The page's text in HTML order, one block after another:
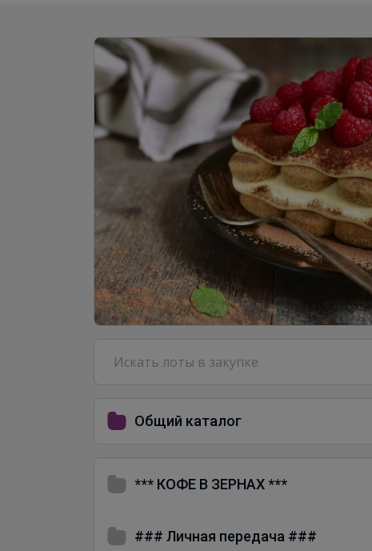
Общий каталог
*** КОФЕ В ЗЕРНАХ ***
### Личная передача ###